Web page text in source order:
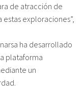
de atracción de
exploraciones”,
ha desarrollado
plataforma
un